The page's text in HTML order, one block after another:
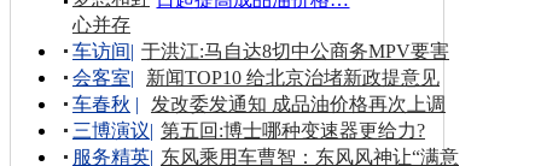
心并存
车访间| 于洪江:马自达8切中公商务MPV要害
会客室|
新闻TOP10 给北京治堵新政提意见
车春秋 |
发改委发通知 成品油价格再次上调
三博演议| 第五回:博士哪种变速器更给力?
服务精英| 东风乘用车曹智：东风风神让“满意